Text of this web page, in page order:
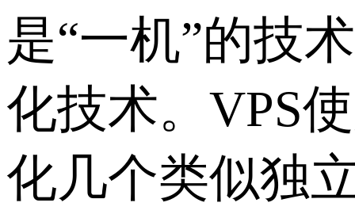
是“一机”的技
化技术。VPS
化几个类似独